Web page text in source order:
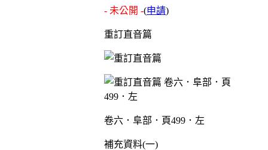
- 未公開 -(申請)
重訂直音篇
卷六．阜部．頁499．左
補充資料(一)